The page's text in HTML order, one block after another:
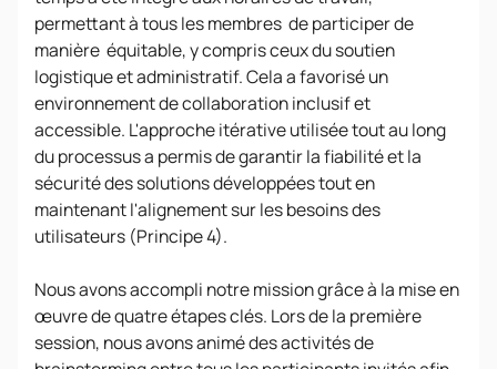
permettant à tous les membres de participer de
manière équitable, y compris ceux du soutien
logistique et administratif. Cela a favorisé un
environnement de collaboration inclusif et
accessible. L'approche itérative utilisée tout au long
du processus a permis de garantir la fiabilité et la
sécurité des solutions développées tout en
maintenant l'alignement sur les besoins des
utilisateurs (Principe 4).
Nous avons accompli notre mission grâce à la mise en
œuvre de quatre étapes clés. Lors de la première
session, nous avons animé des activités de